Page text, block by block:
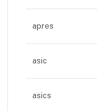
apres
asic
asics